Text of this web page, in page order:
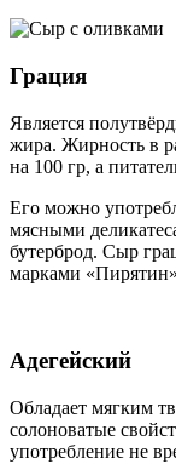
Грация
Является
жира. Жирность в
на 100 гр, а
Его можно
мясными
бутерброд. Сыр
марками
Адегейский
Обладает мягким
солоноватые
употребление не